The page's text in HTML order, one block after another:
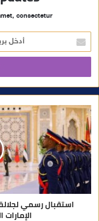
consectetur.
خ
ل
ر
ا
ل
إ
ل
ك
ت
ر
و
ن
ي
استقبال رسمي